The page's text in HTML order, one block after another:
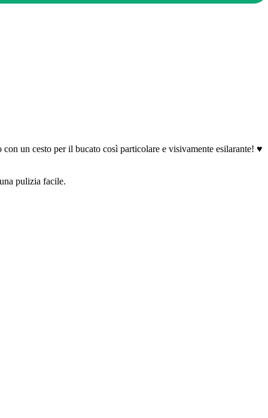
un cesto per il bucato così particolare e visivamente esilarante! ♥
pulizia facile.